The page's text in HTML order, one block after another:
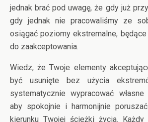
jednak brać pod uwagę, że gdy już
gdy jednak nie pracowaliśmy ze
osiągać poziomy ekstremalne,
do zaakceptowania.
Wiedz, że Twoje elementy
być usunięte bez użycia
systematycznie wypracować własne
aby spokojnie i harmonijnie
kierunku Twojej ścieżki życia. Każdy